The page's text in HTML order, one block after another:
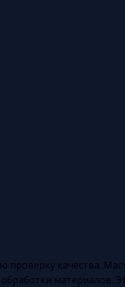
проверку качества.
материалов.